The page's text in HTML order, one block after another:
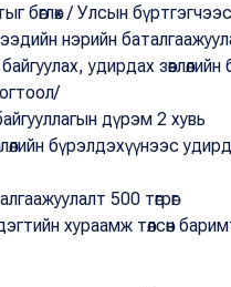
бөглөх / Улсын
нэрийн
удирдах
дүрэм 2 хувь
бүрэлдэхүүнээс
500 төгрөг
хураамж төлсөн баримт